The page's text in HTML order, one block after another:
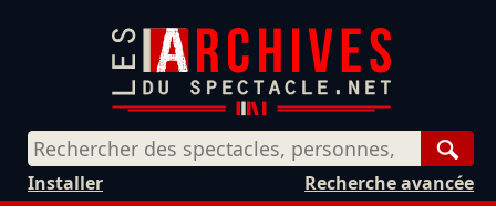
Recherche avancée
Installer